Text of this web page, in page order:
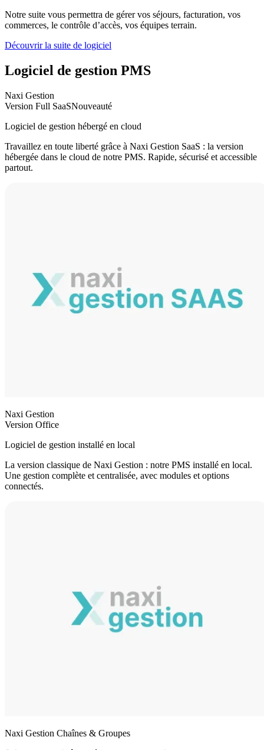
Notre suite vous permettra de gérer vos séjours, facturation, vos
commerces, le contrôle d’accès, vos équipes terrain.
Découvrir la suite de logiciel
Logiciel de gestion PMS
Naxi Gestion
Version Full SaaSNouveauté
Logiciel de gestion hébergé en cloud
Travaillez en toute liberté grâce à Naxi Gestion SaaS : la version
hébergée dans le cloud de notre PMS. Rapide, sécurisé et accessible
partout.
Naxi Gestion
Version Office
Logiciel de gestion installé en local
La version classique de Naxi Gestion : notre PMS installé en local.
Une gestion complète et centralisée, avec modules et options
connectés.
Naxi Gestion Chaînes & Groupes